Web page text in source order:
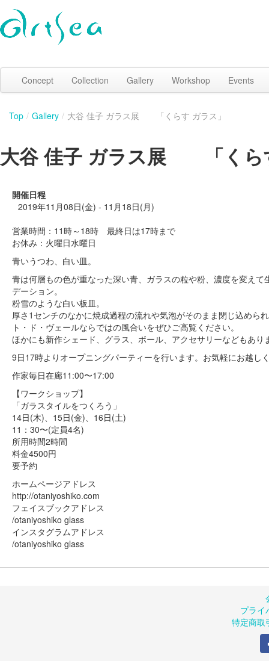
Concept Collection Gallery Workshop Events
Top / Gallery / 大谷 佳子 ガラス展 「くらす ガラス」
大谷 佳子 ガラス展 「くら
開催日程
2019年11月08日(金) - 11月18日(月)
営業時間：11時～18時 最終日は17時まで
お休み：火曜日水曜日
青いうつわ、白い皿。
青は何層もの色が重なった深い青、ガラスの粒や粉、濃度を変えて
デーション。
粉雪のような白い板皿。
厚さ1センチのなかに焼成過程の流れや気泡がそのまま閉じ込めら
ト・ド・ヴェールならではの風合いをぜひご高覧ください。
ほかにも新作シェード、グラス、ボール、アクセサリーなどもあり
9日17時よりオープニングパーティーを行います。お気軽にお越し
作家毎日在廊11:00〜17:00
【ワークショップ】
「ガラスタイルをつくろう」
14日(木)、15日(金)、16日(土)
11：30〜(定員4名)
所用時間2時間
料金4500円
要予約
ホームページアドレス
http://otaniyoshiko.com
フェイスブックアドレス
/otaniyoshiko glass
インスタグラムアドレス
/otaniyoshiko glass
プライ
特定商取